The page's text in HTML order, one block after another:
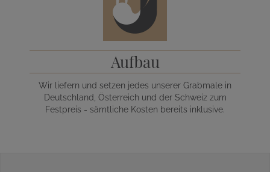
Aufbau
Wir liefern und setzen jedes unserer Grabmale in
Deutschland, Österreich und der Schweiz zum
Festpreis - sämtliche Kosten bereits inklusive.